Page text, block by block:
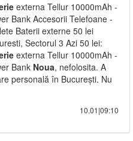
externa Tellur 10000mAh -
Bank Accesorii Telefoane -
Baterii externe 50 lei
Sectorul 3 Azi 50 lei:
externa Tellur 10000mAh -
Bank Noua, nefolosita. A
personală în București. Nu
10.01|09:10